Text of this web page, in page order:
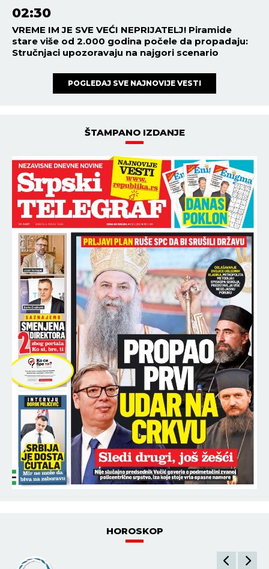
02:30
VREME IM JE SVE VEĆI NEPRIJATELJ! Piramide
stare više od 2.000 godina počele da propadaju:
Stručnjaci upozoravaju na najgori scenario
POGLEDAJ SVE NAJNOVIJE VESTI
ŠTAMPANO IZDANJE
HOROSKOP